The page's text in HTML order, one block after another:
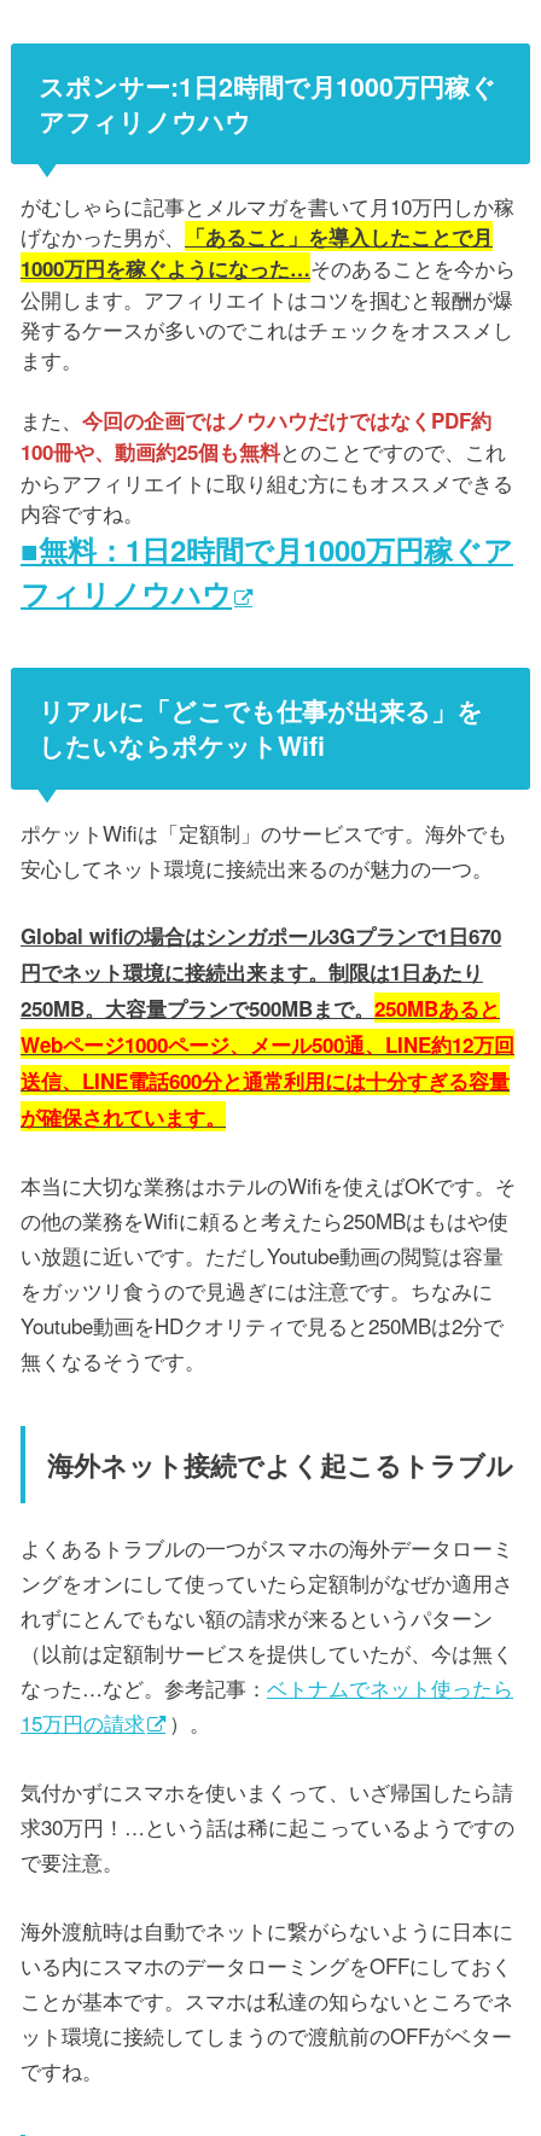
スポンサー:1日2時間で月1000万円稼ぐ
アフィリノウハウ
がむしゃらに記事とメルマガを書いて月10万円しか稼
げなかった男が、
「あること」を導入したことで月
1000万円を稼ぐようになった…そのあることを今から
公開します。アフィリエイトはコツを掴むと報酬が爆
発するケースが多いのでこれはチェックをオススメし
ます。
また、 今回の企画ではノウハウだけではなくPDF約
100冊や、動画約25個も無料とのことですので、これ
からアフィリエイトに取り組む方にもオススメできる
内容ですね。
■無料：1日2時間で月1000万円稼ぐア
フィリノウハウ
リアルに「どこでも仕事が出来る」を
したいならポケットWifi
ポケットWifiは「定額制」のサービスです。海外でも
安心してネット環境に接続出来るのが魅力の一つ。
Global wifiの場合はシンガポール3Gプランで1日670
円でネット環境に接続出来ます。制限は1日あたり
250MB。大容量プランで500MBまで。 250MBあると
Webページ1000ページ、メール500通、LINE約12万回
送信、LINE電話600分と通常利用には十分すぎる容量
が確保されています。
本当に大切な業務はホテルのWifiを使えばOKです。そ
の他の業務をWifiに頼ると考えたら250MBはもはや使
い放題に近いです。ただしYoutube動画の閲覧は容量
をガッツリ食うので見過ぎには注意です。ちなみに
Youtube動画をHDクオリティで見ると250MBは2分で
無くなるそうです。
海外ネット接続でよく起こるトラブル
よくあるトラブルの一つがスマホの海外データローミ
ングをオンにして使っていたら定額制がなぜか適用さ
れずにとんでもない額の請求が来るというパターン
（以前は定額制サービスを提供していたが、今は無く
なった…など。参考記事： ベトナムでネット使ったら
15万円の請求
）。
気付かずにスマホを使いまくって、いざ帰国したら請
求30万円！…という話は稀に起こっているようですの
で要注意。
海外渡航時は自動でネットに繋がらないように日本に
いる内にスマホのデータローミングをOFFにしておく
ことが基本です。スマホは私達の知らないところでネ
ット環境に接続してしまうので渡航前のOFFがベター
ですね。